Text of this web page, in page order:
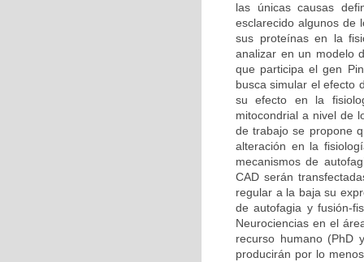
las únicas causas
esclarecido algunos de
sus proteínas en la
analizar en un modelo
que participa el gen
busca simular el efecto
su efecto en la
mitocondrial a nivel de
de trabajo se propone
alteración en la
mecanismos de
CAD serán
regular a la baja su
de autofagia y fusión-
Neurociencias en el
recurso humano (PhD
producirán por lo